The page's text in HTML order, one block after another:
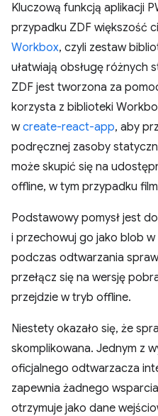
Kluczową funkcją aplikacji
przypadku ZDF większość
Workbox, czyli zestaw
ułatwiają obsługę różnych
ZDF jest tworzona za
korzysta z biblioteki
wcreate-react-app, aby
podręcznej zasoby
może skupić się na
offline, w tym przypadku
Podstawowy pomysł jest
i przechowuj go jako blob
podczas odtwarzania
przełącz się na wersję
przejdzie w tryb offline.
Niestety okazało się, że
skomplikowana. Jednym z
oficjalnego odtwarzacza
zapewnia żadnego
otrzymuje jako dane